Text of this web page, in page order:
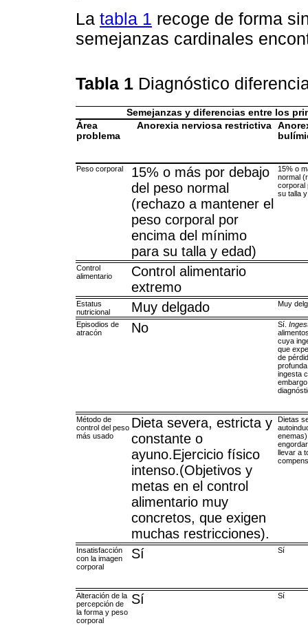
La tabla 1 recoge de forma
semejanzas cardinales
Tabla 1 Diagnóstico
Semejanzas y diferencias entre los
Área
problema
Anorexia nerviosa restrictiva
Peso corporal
15% o más por debajo
del peso normal
(rechazo a mantener el
peso corporal por
encima del mínimo
para su talla y edad)
15% o
normal
corporal
su talla
Control
alimentario
Control alimentario
extremo
Estatus
nutricional
Muy delgado Muy
Episodios de
atracón
No Sí.
cuya
que
de
ingesta
Método de
control del peso
más usado
Dieta severa, estricta y
constante o
ayuno.Ejercicio físico
intenso.(Objetivos y
metas en el control
alimentario muy
concretos, que exigen
muchas restricciones).
Dietas
llevar a
Insatisfacción
con la imagen
corporal
Sí Sí
Alteración de la
percepción de
la forma y peso
corporal
Sí Sí